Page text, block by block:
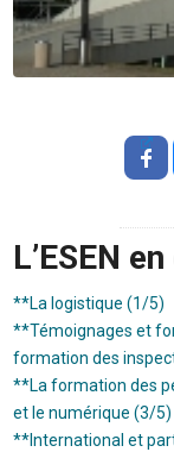
L’ESEN
**La logistique (1/5)
**Témoignages et
formation des
**La formation des
et le numérique (3/5)
**International et